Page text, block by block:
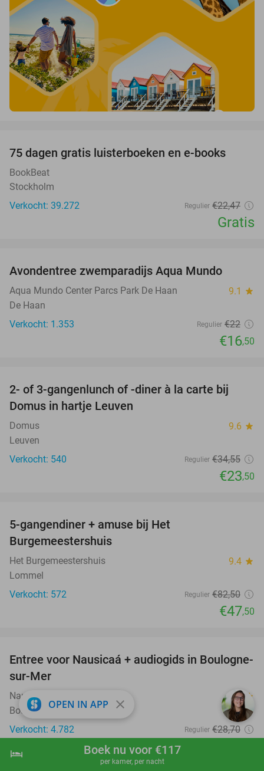
shopping_cart Boek nu
hotel Boek nu voor €117
per kamer, per nacht
75 dagen gratis luisterboeken en e-books
BookBeat
Stockholm
Verkocht: 39.272
Regulier €22,47
Gratis
Avondentree zwemparadijs Aqua Mundo
Aqua Mundo Center Parcs Park De Haan 9.1 star
De Haan
Verkocht: 1.353
Regulier €22
€16,50
32%
2- of 3-gangenlunch of -diner à la carte bij
Domus in hartje Leuven
Domus 9.6 star
Leuven
Verkocht: 540
Regulier €34,55
€23,50
5-gangendiner + amuse bij Het
Burgemeestershuis
Het Burgemeestershuis 9.4 star
Lommel
Verkocht: 572
Regulier €82,50
€47,50
27%
Entree voor Nausicaá + audiogids in Boulogne-
sur-Mer
Nausicaá 9.5star
Boulogne-sur-Mer
Verkocht: 4.782
Regulier €28,70
OPEN IN APP close